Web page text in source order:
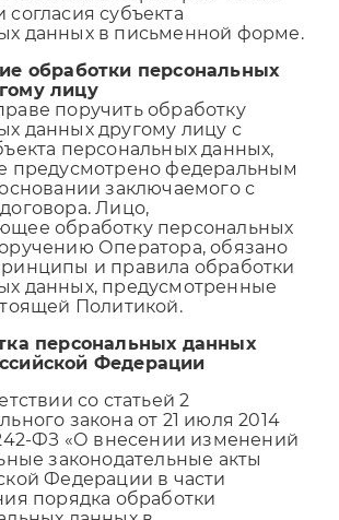
субъекта
данных в письменной форме.
обработки персональных
лицу
поручить обработку
данных другому лицу с
персональных данных,
предусмотрено федеральным
заключаемого с
Лицо,
обработку персональных
Оператора, обязано
и правила обработки
данных, предусмотренные
Политикой.
персональных данных
Федерации
со статьей 2
закона от 21 июля 2014
ФЗ «О внесении изменений
законодательные акты
Федерации в части
порядка обработки